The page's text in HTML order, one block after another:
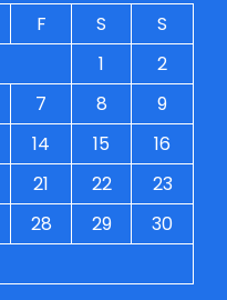
F S
S
1
2
7 8
9
14 15
16
21 22
23
28 29
30